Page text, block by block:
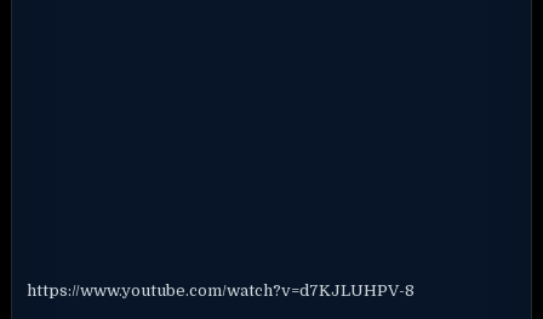
https://www.youtube.com/watch?v=d7KJLUHPV-8